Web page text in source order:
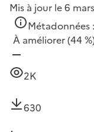
Mis à jour le 6
Métadonnées :
À améliorer(44
2K
630